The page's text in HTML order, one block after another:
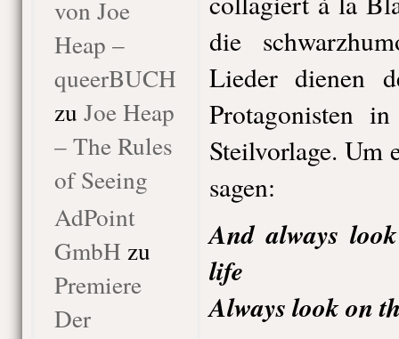
von Joe
Heap –
queerBUCH
zu Joe Heap
– The Rules
of Seeing
AdPoint
GmbH zu
Premiere
Der
die
Lieder dienen
Protagonisten
Steilvorlage. Um
sagen:
And always
life
Always look on